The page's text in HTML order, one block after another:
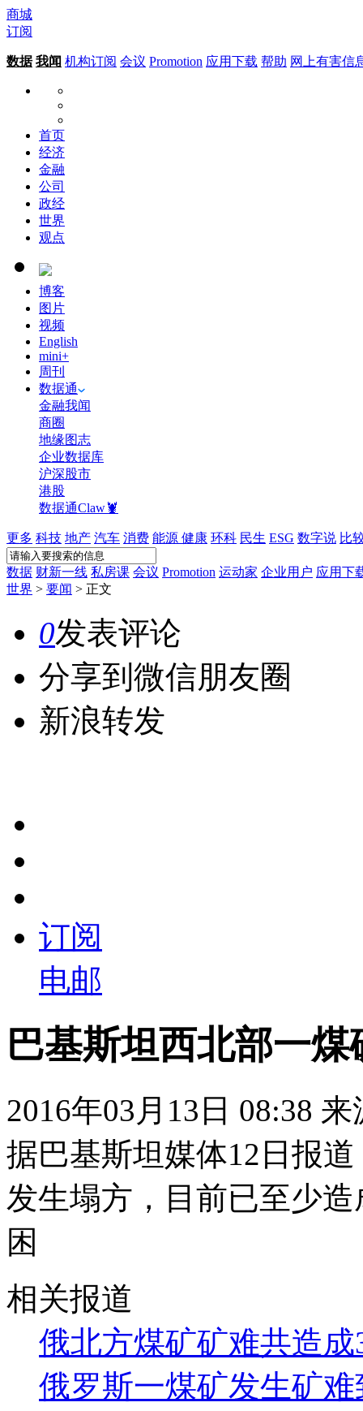
商城
订阅
数据 我闻 机构订阅 会议 Promotion 应用下载 帮助 网上有害信
首页
经济
金融
公司
政经
世界
观点
博客
图片
视频
English
mini+
周刊
数据通
金融我闻
商圈
地缘图志
企业数据库
沪深股市
港股
数据通Claw🦞
更多 科技 地产 汽车 消费 能源 健康 环科 民生 ESG 数字说 比
数据 财新一线 私房课 会议 Promotion 运动家 企业用户 应用下
世界 > 要闻 > 正文
0发表评论
分享到微信朋友圈
新浪转发
订阅
电邮
巴基斯坦西北部一
2016年03月13日 08:38
据巴基斯坦媒体12日报
发生塌方，目前已至少
困
相关报道
俄北方煤矿矿难共造成
俄罗斯一煤矿发生矿